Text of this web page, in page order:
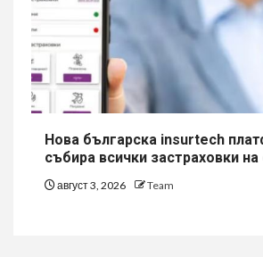
Нова българска insurtech
събира всички застраховки
август 3, 2026 Team